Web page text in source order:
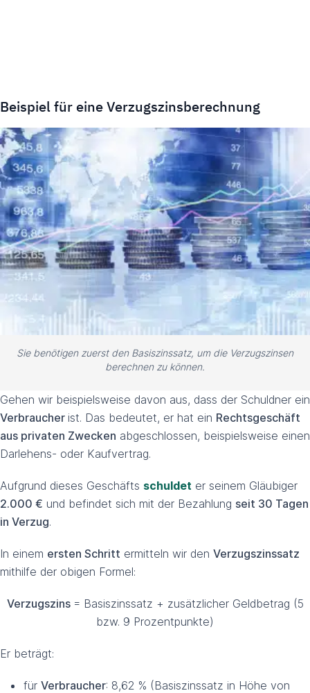
Beispiel für eine Verzugszinsberechnung
Sie benötigen zuerst den Basiszinssatz, um die Verzugszinsen
berechnen zu können.
Gehen wir beispielsweise davon aus, dass der Schuldner ein
Verbraucher ist. Das bedeutet, er hat ein Rechtsgeschäft
aus privaten Zwecken abgeschlossen, beispielsweise einen
Darlehens- oder Kaufvertrag.
Aufgrund dieses Geschäfts schuldet er seinem Gläubiger
2.000 € und befindet sich mit der Bezahlung seit 30 Tagen
in Verzug.
In einem ersten Schritt ermitteln wir den Verzugszinssatz
mithilfe der obigen Formel:
Verzugszins = Basiszinssatz + zusätzlicher Geldbetrag (5
bzw. 9 Prozentpunkte)
Er beträgt:
für Verbraucher: 8,62 % (Basiszinssatz in Höhe von